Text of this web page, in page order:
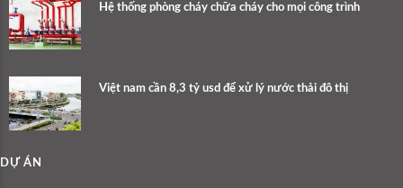
Hệ thống phòng cháy chữa cháy cho mọi công trình
Việt nam cần 8,3 tỷ usd để xử lý nước thải đô thị
DỰ ÁN